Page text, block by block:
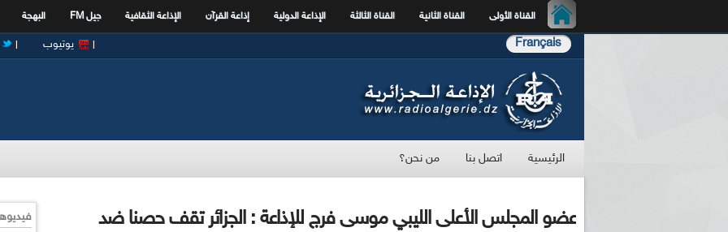
القناة الأولى القناة الثانية القناة الثالثة الإذاعة الدولية إذاعة القرآن الإذاعة الثقافية جيل FM البهجة
Français يوتيوب
الرئيسية اتصل بنا من نحن؟
عضو المجلس الأعلى الليبي موسى فرج للإذاعة : الجزائر تقف حصنا ضد